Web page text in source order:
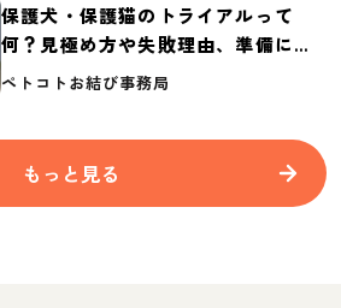
保護犬・保護猫のトライアルって
何？見極め方や失敗理由、準備に必
要なものを紹介
ペトコトお結び事務局
もっと見る